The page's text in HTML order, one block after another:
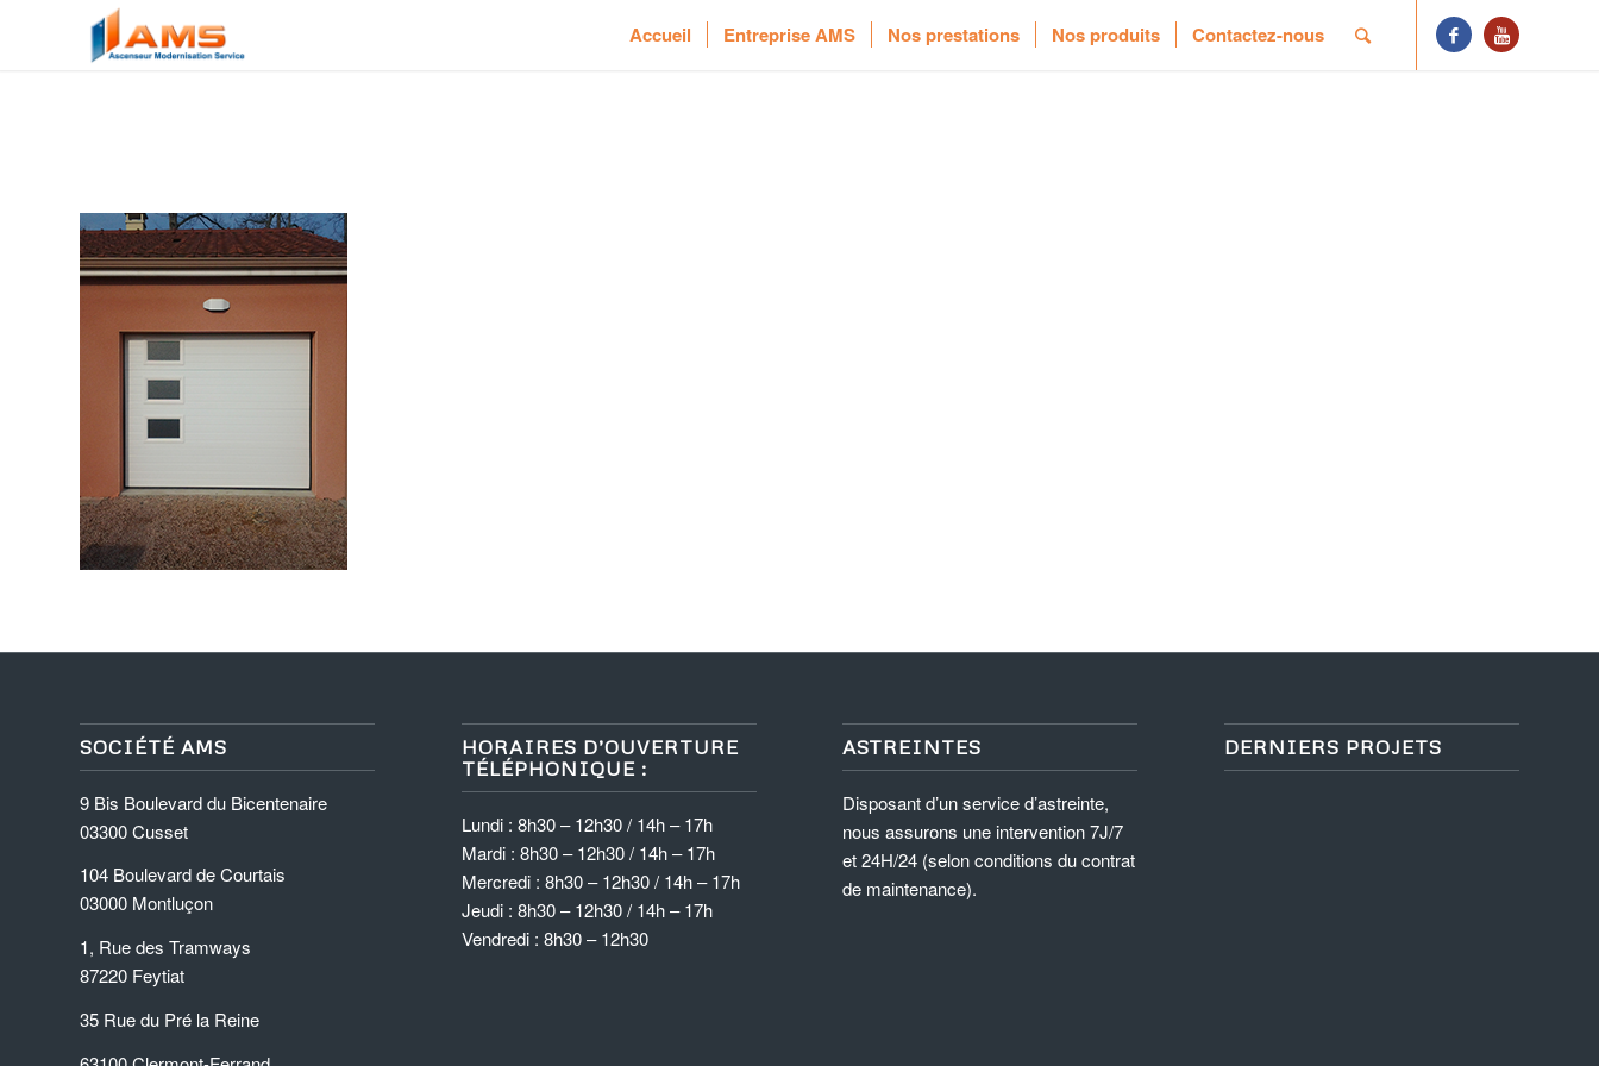
Accueil Entreprise AMS Nos prestations Nos produits Contactez-nous
SOCIÉTÉ AMS
9 Bis Boulevard du Bicentenaire
03300 Cusset
104 Boulevard de Courtais
03000 Montluçon
1, Rue des Tramways
87220 Feytiat
35 Rue du Pré la Reine
HORAIRES D’OUVERTURE
TÉLÉPHONIQUE :
Lundi : 8h30 – 12h30 / 14h – 17h
Mardi : 8h30 – 12h30 / 14h – 17h
Mercredi : 8h30 – 12h30 / 14h – 17h
Jeudi : 8h30 – 12h30 / 14h – 17h
Vendredi : 8h30 – 12h30
ASTREINTES
Disposant d’un service d’astreinte,
nous assurons une intervention 7J/7
et 24H/24 (selon conditions du contrat
de maintenance).
DERNIERS PROJETS